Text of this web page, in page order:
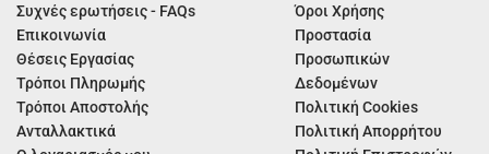
Συχνές ερωτήσεις - FAQs
Επικοινωνία
Θέσεις Εργασίας
Τρόποι Πληρωμής
Τρόποι Αποστολής
Ανταλλακτικά
Όροι Χρήσης
Προστασία
Προσωπικών
Δεδομένων
Πολιτική Cookies
Πολιτική Απορρήτου